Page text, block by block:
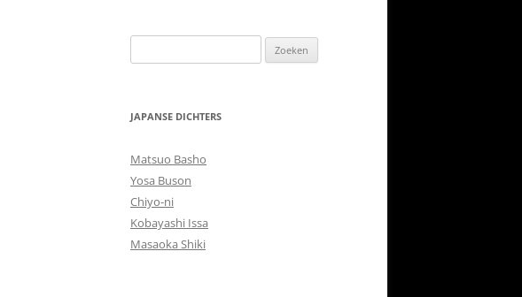
naar:
JAPANSE DICHTERS
Matsuo Basho
Yosa Buson
Chiyo-ni
Kobayashi Issa
Masaoka Shiki